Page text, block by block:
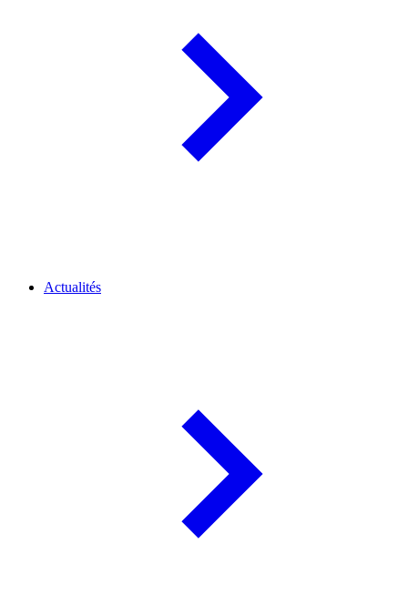
Actualités